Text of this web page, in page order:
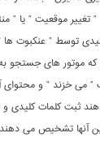
” تغییر موقعیت ” یا ”
توسط ” عنکبوت
موتور های جستجو
می خزند ” و محتوای
ثبت کلمات کلیدی
تشخیص می دهند